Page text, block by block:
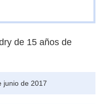
de 15 años de
junio de 2017